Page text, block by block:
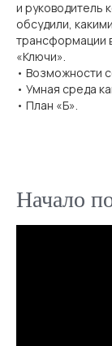
и руководитель
обсудили,
трансформации
«Ключи».
• Возможности
• Умная среда
• План «Б».
Начало